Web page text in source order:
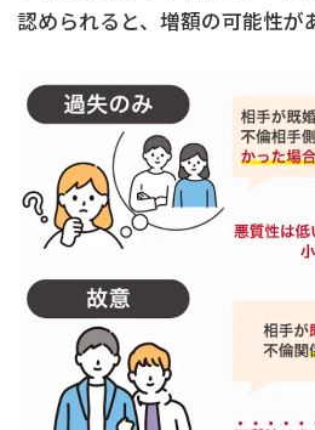
認められると、増額の可能性が